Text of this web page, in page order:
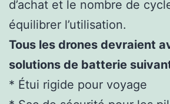
d’achat et le nombre de
équilibrer l’utilisation.
Tous les drones devraient
solutions de batterie
* Étui rigide pour voyage